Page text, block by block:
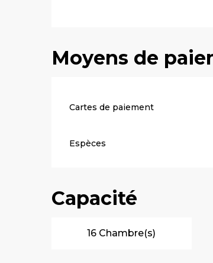
Moyens de
Cartes de paiement
Espèces
Capacité
16 Chambre(s)